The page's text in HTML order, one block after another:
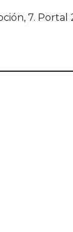
7. Portal